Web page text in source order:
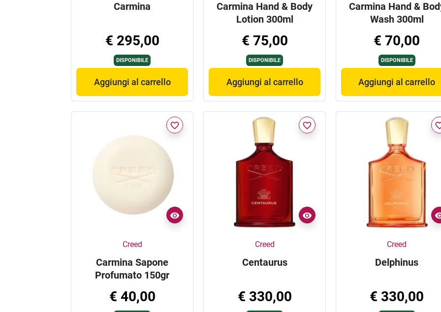
Carmina
€ 295,00
DISPONIBILE
Aggiungi al carrello
Carmina Hand & Body
Lotion 300ml
€ 75,00
DISPONIBILE
Aggiungi al carrello
Carmina Hand &
Wash 300ml
€ 70,00
DISPONIBILE
Aggiungi al carrello
favorite_border
Creed
Carmina Sapone
Profumato 150gr
€ 40,00
favorite_border
Creed
Centaurus
€ 330,00
Creed
Delphinus
€ 330,00